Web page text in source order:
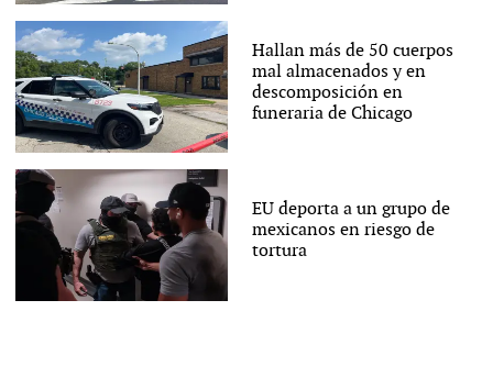
Hallan más de 50 cuerpos
mal almacenados y en
descomposición en
funeraria de Chicago
EU deporta a un grupo de
mexicanos en riesgo de
tortura